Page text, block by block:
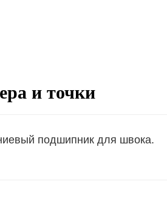
и точки
подшипник для швока.